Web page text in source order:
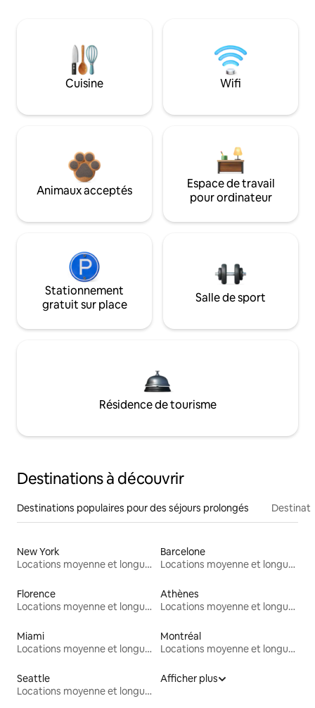
Cuisine Wifi
Animaux acceptés
Espace de travail
pour ordinateur
Stationnement
gratuit sur place
Salle de sport
Résidence de tourisme
Destinations à découvrir
Destinations populaires pour des séjours prolongés
New York
Locations moyenne et longue durée
Barcelone
Locations moyenne et longue durée
Florence
Locations moyenne et longue durée
Athènes
Locations moyenne et longue durée
Miami
Locations moyenne et longue durée
Montréal
Locations moyenne et longue durée
Seattle
Locations moyenne et longue durée
Afficher plus